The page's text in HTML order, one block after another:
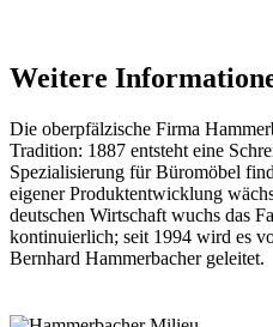
Weitere
Die oberpfälzische Firma
Tradition: 1887 entsteht eine
Spezialisierung für Büromöbel
eigener Produktentwicklung
deutschen Wirtschaft wuchs das
kontinuierlich; seit 1994 wird es
Bernhard Hammerbacher geleitet.